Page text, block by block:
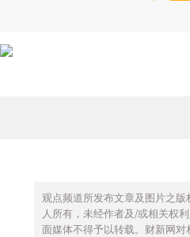
观点频道所发布文章及图片之
人所有，未经作者及/或相关权
面媒体不得予以转载。财新网